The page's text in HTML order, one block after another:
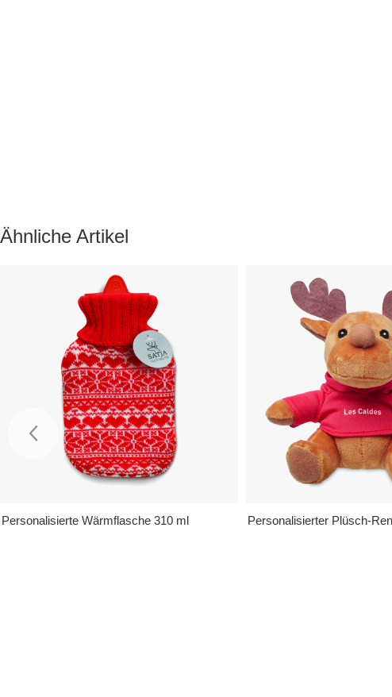
Ähnliche Artikel
Personalisierte Wärmflasche 310 ml Personalisierter Plüsch-